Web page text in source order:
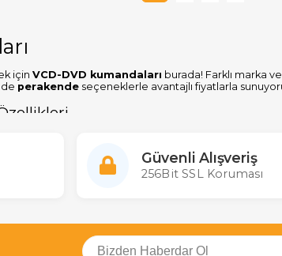
için VCD-DVD kumandaları burada! Farklı marka
perakende seçeneklerle avantajlı fiyatlarla
için kaliteli tasarım.
kontrol sağlayan tasarım.
Her ihtiyaca uygun ekonomik çözümler.
için uygun fiyatlı ürünler.
işletmeler için ekonomik çözümler.
Güvenli Alışveriş
256Bit SSL Koruması